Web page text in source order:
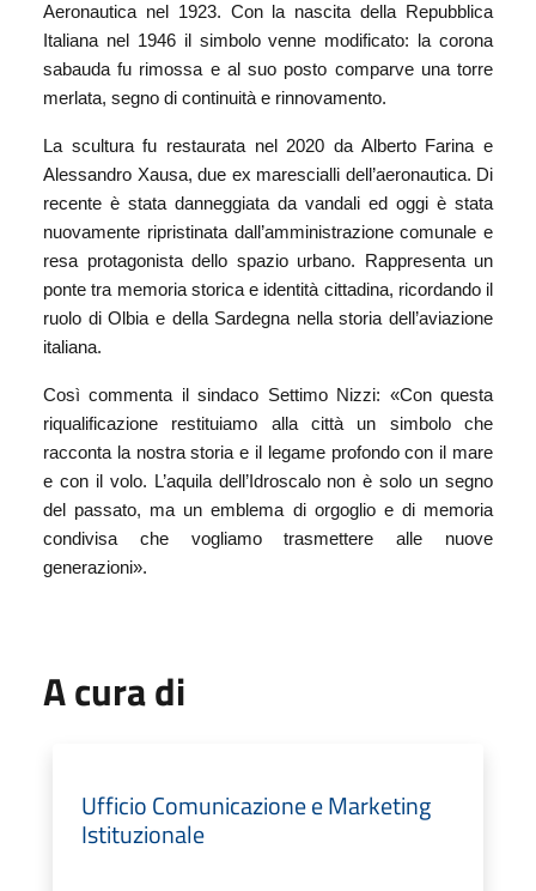
Aeronautica nel 1923. Con la nascita della Repubblica
Italiana nel 1946 il simbolo venne modificato: la corona
sabauda fu rimossa e al suo posto comparve una torre
merlata, segno di continuità e rinnovamento.
La scultura fu restaurata nel 2020 da Alberto Farina e
Alessandro Xausa, due ex marescialli dell’aeronautica. Di
recente è stata danneggiata da vandali ed oggi è stata
nuovamente ripristinata dall’amministrazione comunale e
resa protagonista dello spazio urbano. Rappresenta un
ponte tra memoria storica e identità cittadina, ricordando il
ruolo di Olbia e della Sardegna nella storia dell’aviazione
italiana.
Così commenta il sindaco Settimo Nizzi: «Con questa
riqualificazione restituiamo alla città un simbolo che
racconta la nostra storia e il legame profondo con il mare
e con il volo. L’aquila dell’Idroscalo non è solo un segno
del passato, ma un emblema di orgoglio e di memoria
condivisa che vogliamo trasmettere alle nuove
generazioni».
A cura di
Ufficio Comunicazione e Marketing
Istituzionale